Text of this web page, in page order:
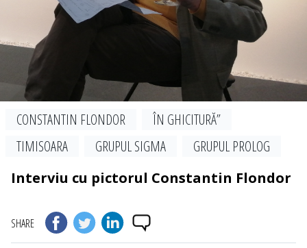
CONSTANTIN FLONDOR
ÎN GHICITURĂ”
TIMISOARA
GRUPUL SIGMA
GRUPUL PROLOG
Interviu cu pictorul Constantin Flondor
SHARE